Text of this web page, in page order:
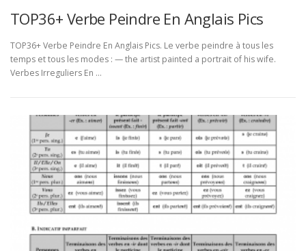
TOP36+ Verbe Peindre En Anglais Pics
TOP36+ Verbe Peindre En Anglais Pics. Le verbe peindre à tous les
temps et tous les modes : — the artist painted a portrait of his wife.
Verbes Irreguliers En …